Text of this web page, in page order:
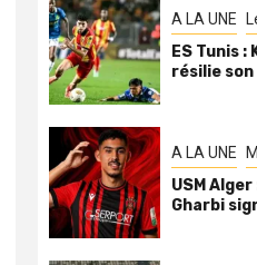
A LA UNE
ES Tunis :
résilie
A LA UNE
USM
Gharbi